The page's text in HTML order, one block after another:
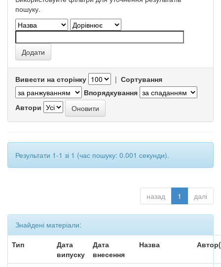
пошуку.
Вивести на сторінку | Сортування
Впорядкування
Автори
Результати 1-1 зі 1 (час пошуку: 0.001 секунди).
назад 1 далі
Знайдені матеріали:
Тип
Дата
випуску
Дата
внесення
Назва